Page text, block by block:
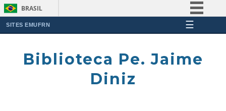
BRASIL
Participe
SITES EMUFRN ☰
Biblioteca Pe. Jaime
Diniz